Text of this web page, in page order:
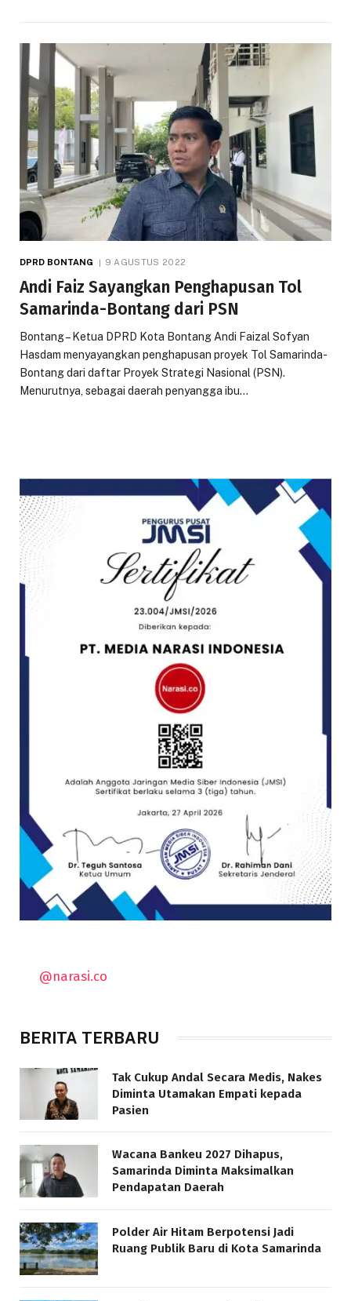
DPRD BONTANG 9 AGUSTUS 2022
Andi Faiz Sayangkan Penghapusan Tol
Samarinda-Bontang dari PSN
Bontang – Ketua DPRD Kota Bontang Andi Faizal Sofyan
Hasdam menyayangkan penghapusan proyek Tol Samarinda-
Bontang dari daftar Proyek Strategi Nasional (PSN).
Menurutnya, sebagai daerah penyangga ibu…
@narasi.co
BERITA TERBARU
Tak Cukup Andal Secara Medis, Nakes
Diminta Utamakan Empati kepada
Pasien
Wacana Bankeu 2027 Dihapus,
Samarinda Diminta Maksimalkan
Pendapatan Daerah
Polder Air Hitam Berpotensi Jadi
Ruang Publik Baru di Kota Samarinda